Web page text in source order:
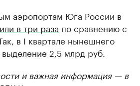
аэропортам Юга России в
в три раза по сравнению с
в I квартале нынешнего
выделение 2,5 млрд руб.
и важная информация — в